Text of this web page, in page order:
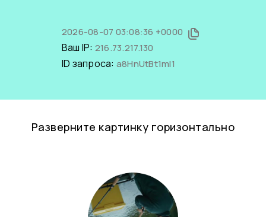
2026-08-07 03:08:36 +0000
Ваш IP: 216.73.217.130
ID запроса: a8HnUtBt1mI1
Разверните картинку горизонтально